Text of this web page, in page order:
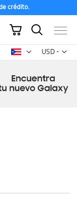
crédito.
USD -
dólar
Mi carrito